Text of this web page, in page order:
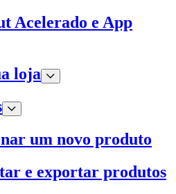
Acelerado e App
loja
um novo produto
e exportar produtos